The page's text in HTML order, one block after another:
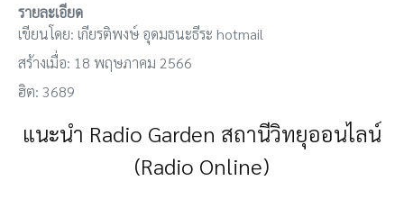
รายละเอียด
เขียนโดย: เกียรติพงษ์ อุดมธนะธีระ hotmail
สร้างเมื่อ: 18 พฤษภาคม 2566
ฮิต: 3689
แนะนำ Radio Garden สถานีวิทยุออนไลน์
(Radio Online)